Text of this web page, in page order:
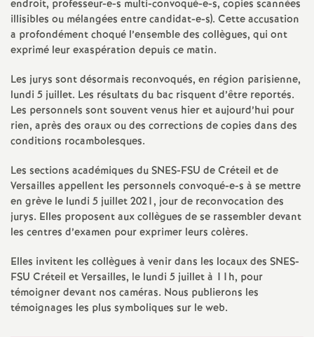
e
s
E
n
s
e
i
g
n
endroit, professeur-e-s multi-convoqué-e-s, copies scannées
illisibles ou mélangées entre candidat-e-s). Cette accusation
a profondément choqué l’ensemble des collègues, qui ont
exprimé leur exaspération depuis ce matin.
Les jurys sont désormais reconvoqués, en région parisienne,
lundi 5 juillet. Les résultats du bac risquent d’être reportés.
Les personnels sont souvent venus hier et aujourd’hui pour
rien, après des oraux ou des corrections de copies dans des
conditions rocambolesques.
Les sections académiques duSNES-FSU de Créteil et de
Versailles appellent les personnels convoqué-e-s à se mettre
en grève le lundi 5 juillet 2021, jour de reconvocation des
jurys. Elles proposent aux collègues de se rassembler devant
les centres d’examen pour exprimer leurs colères.
Elles invitent les collègues à venir dans les locaux des SNES-
FSU Créteil et Versailles, le lundi 5 juillet à 11h, pour
témoigner devant nos caméras. Nous publierons les
témoignages les plus symboliques sur le web.